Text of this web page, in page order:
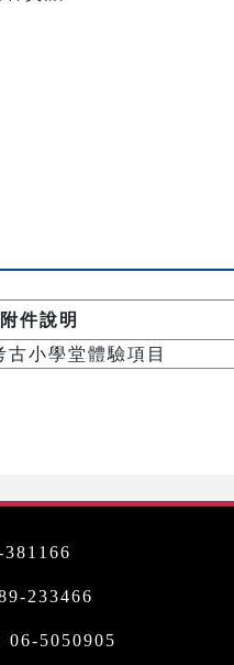
附件說明
古小學堂體驗項目
233466
06-5050905